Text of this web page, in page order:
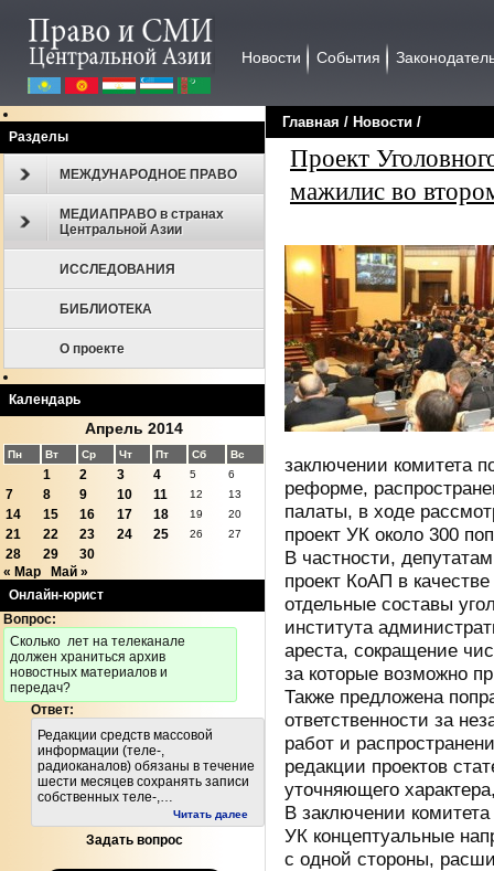
Новости События
Разделы
МЕЖДУНАРОДНОЕ ПРАВО
МЕДИАПРАВО в странах
Центральной Азии
ИССЛЕДОВАНИЯ
БИБЛИОТЕКА
О проекте
Календарь
Апрель 2014
Пн Вт Ср Чт Пт Сб Вс
1 2 3 4 5 6
7 8 9 10 11 12 13
14 15 16 17 18 19 20
21 22 23 24 25 26 27
28 29
30
« Мар
Май »
Онлайн-юрист
Вопрос:
Cколько лет на телеканале
должен храниться архив
новостных материалов и
передач?
Ответ:
Редакции средств массовой
информации (теле-,
радиоканалов) обязаны в течение
шести месяцев сохранять записи
собственных теле-,…
Читать далее
Задать вопрос
Главная / Новости /
Проект
мажилис во
заключении комитета
реформе,
палаты, в ходе
проект УК около 300
В частности,
проект КоАП в
отдельные составы
института
ареста, сокращение
за которые возможно
Также предложена
ответственности за
работ и
редакции проектов
уточняющего
В заключении
УК концептуальные
с одной стороны,